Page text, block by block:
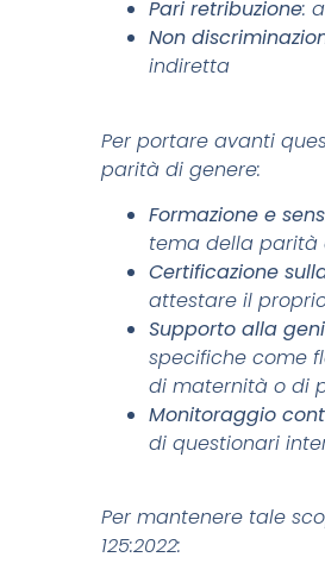
Pari retribuzione:
Non
indiretta
Per portare avanti
parità di genere:
Formazione e
tema della parità
Certificazione
attestare il
Supporto alla
specifiche come
di maternità o di
Monitoraggio
di questionari
Per mantenere tale
125:2022: